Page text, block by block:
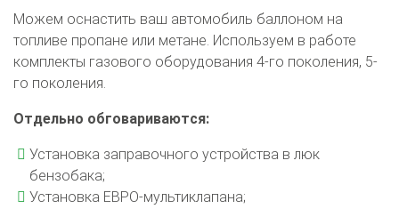
Можем оснастить ваш автомобиль баллоном на
топливе пропане или метане. Используем в работе
комплекты газового оборудования 4-го поколения, 5-
го поколения.
Отдельно обговариваются:
Установка заправочного устройства в люк
бензобака;
Установка ЕВРО-мультиклапана;